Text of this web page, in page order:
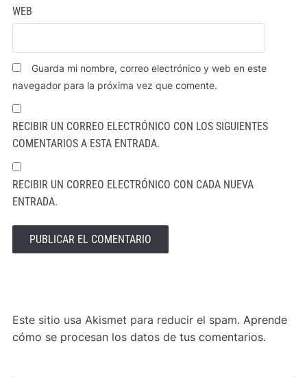
WEB
Guarda mi nombre, correo electrónico y web en este
navegador para la próxima vez que comente.
RECIBIR UN CORREO ELECTRÓNICO CON LOS SIGUIENTES
COMENTARIOS A ESTA ENTRADA.
RECIBIR UN CORREO ELECTRÓNICO CON CADA NUEVA
ENTRADA.
Este sitio usa Akismet para reducir el spam. Aprende
cómo se procesan los datos de tus comentarios.